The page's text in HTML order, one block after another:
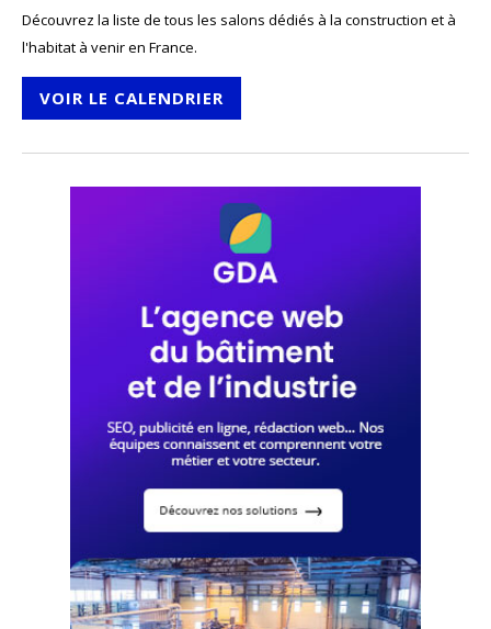
Découvrez la liste de tous les salons dédiés à la construction et à
l'habitat à venir en France.
VOIR LE CALENDRIER